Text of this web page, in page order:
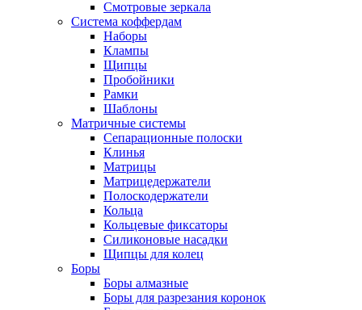
Смотровые зеркала
Система коффердам
Наборы
Клампы
Щипцы
Пробойники
Рамки
Шаблоны
Матричные системы
Сепарационные полоски
Клинья
Матрицы
Матрицедержатели
Полоскодержатели
Кольца
Кольцевые фиксаторы
Силиконовые насадки
Щипцы для колец
Боры
Боры алмазные
Боры для разрезания коронок